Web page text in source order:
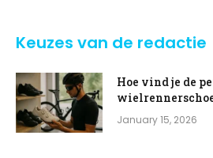
Keuzes van de redactie
Hoe vind je de
January 15, 2026